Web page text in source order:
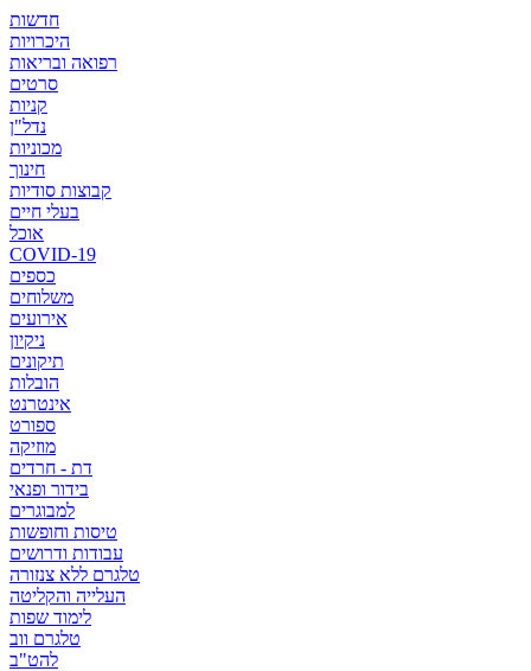
חדשות
היכרויות
רפואה ובריאות
סרטים
קניות
נדל"ן
מכוניות
חינוך
קבוצות סודיות
בעלי חיים
אוכל
COVID-19
כספים
משלוחים
אירועים
ניקיון
תיקונים
הובלות
אינטרנט
ספורט
מוזיקה
דת - חרדים
בידור ופנאי
למבוגרים
טיסות וחופשות
עבודות ודרושים
טלגרם ללא צנזורה
העלייה והקליטה
לימוד שפות
טלגרם ווב
להט"ב